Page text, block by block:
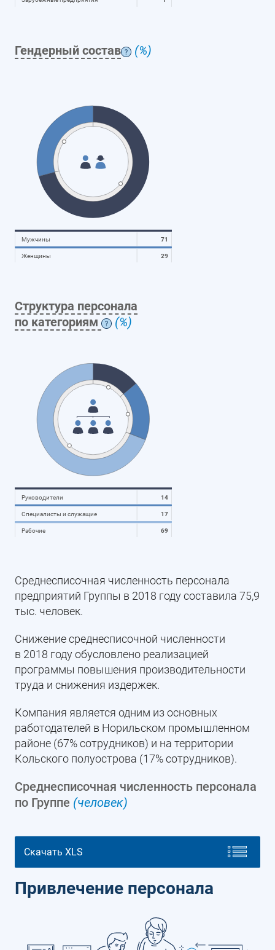
Гендерный состав (%)
Мужчины
Женщины
71
29
Структура персонала
по категориям
(%)
Руководители
Специалисты и служащие
14
17
Рабочие 69
Среднесписочная численность персонала
предприятий Группы в 2018 году составила 75,9
тыс. человек.
Снижение среднесписочной численности
в 2018 году обусловлено реализацией
программы повышения производительности
труда и снижения издержек.
Компания является одним из основных
работодателей в Норильском промышленном
районе (67% сотрудников) и на территории
Кольского полуострова (17% сотрудников).
Среднесписочная численность персонала
по Группе (человек)
Скачать XLS
Привлечение персонала